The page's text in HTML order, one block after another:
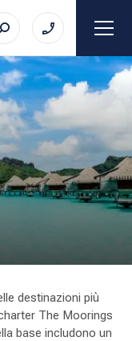
destinazioni più
The Moorings
base includono un